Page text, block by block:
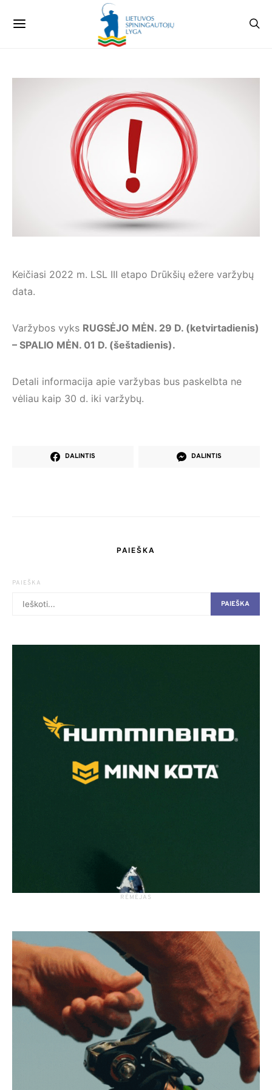
Keičiasi 2022 m. LSL III etapo Drūkšių ežere varžybų
data.
Varžybos vyks RUGSĖJO MĖN. 29 D. (ketvirtadienis)
– SPALIO MĖN. 01 D. (šeštadienis).
Detali informacija apie varžybas bus paskelbta ne
vėliau kaip 30 d. iki varžybų.
DALINTIS DALINTIS
PAIEŠKA
PAIEŠKA
PAIEŠKA
RĖMĖJAS